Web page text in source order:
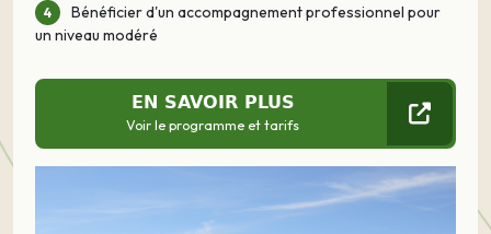
Bénéficier d'un accompagnement professionnel pour
un niveau modéré
EN SAVOIR PLUS
Voir le programme et tarifs